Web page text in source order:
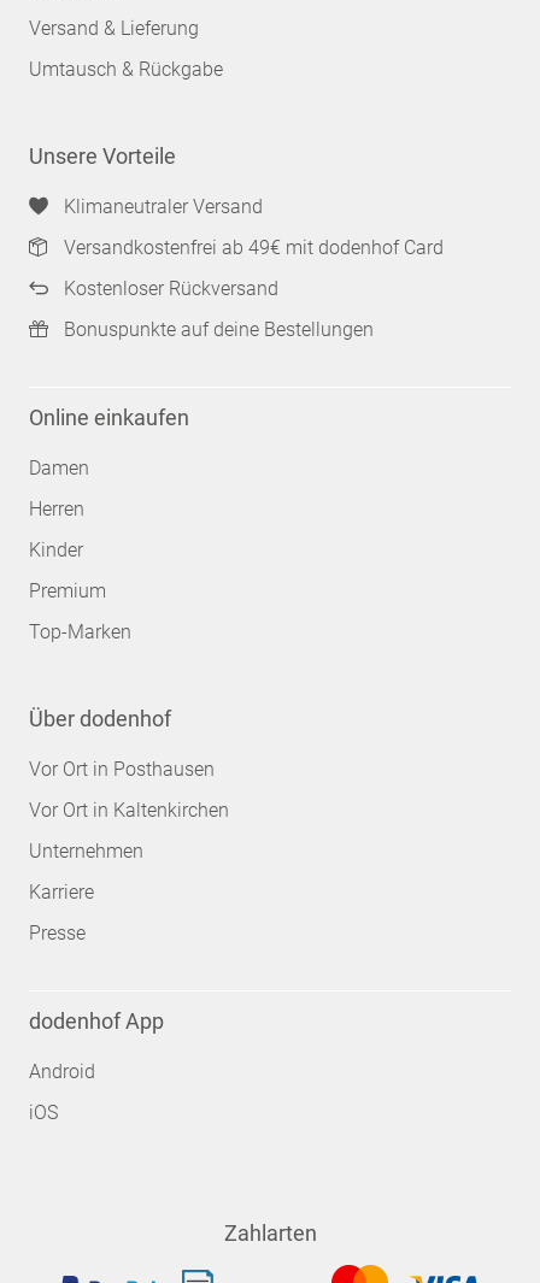
Versand & Lieferung
Umtausch & Rückgabe
Unsere Vorteile
Klimaneutraler Versand
Versandkostenfrei ab 49€ mit dodenhof Card
Kostenloser Rückversand
Bonuspunkte auf deine Bestellungen
Online einkaufen
Damen
Herren
Kinder
Premium
Top-Marken
Über dodenhof
Vor Ort in Posthausen
Vor Ort in Kaltenkirchen
Unternehmen
Karriere
Presse
dodenhof App
Android
iOS
Zahlarten